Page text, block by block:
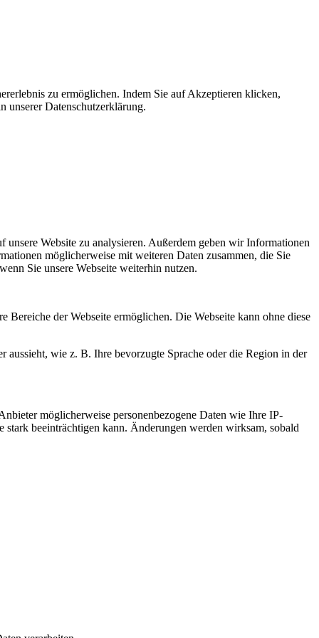
zu ermöglichen. Indem Sie auf Akzeptieren klicken,
unserer Datenschutzerklärung.
Website zu analysieren. Außerdem geben wir Informationen
möglicherweise mit weiteren Daten zusammen, die Sie
Sie unsere Webseite weiterhin nutzen.
der Webseite ermöglichen. Die Webseite kann ohne diese
aussieht, wie z. B. Ihre bevorzugte Sprache oder die Region in der
möglicherweise personenbezogene Daten wie Ihre IP-
stark beeinträchtigen kann. Änderungen werden wirksam, sobald